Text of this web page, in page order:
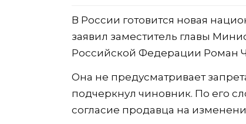
В России готовится новая
заявил заместитель главы
Российской Федерации Роман
Она не предусматривает
подчеркнул чиновник. По его
согласие продавца на